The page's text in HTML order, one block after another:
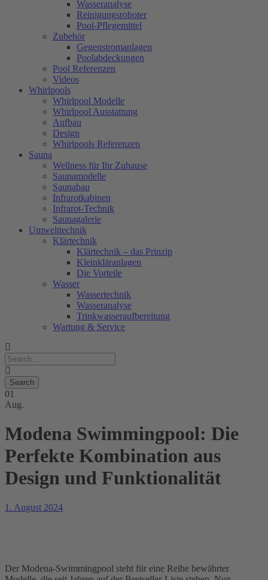
Wasseranalyse
Reinigungsroboter
Pool-Pflegemittel
Zubehör
Gegenstromanlagen
Poolabdeckungen
Pool Referenzen
Videos
Whirlpools
Whirlpool Modelle
Whirlpool Ausstattung
Aufbau
Design
Whirlpools Referenzen
Sauna
Wellness für Ihr Zuhause
Saunamodelle
Saunabau
Infrarotkabinen
Infrarot-Technik
Saunagalerie
Umwelttechnik
Klärtechnik
Klärtechnik – das Prinzip
Kleinkläranlagen
Die Vorteile
Wasser
Wassertechnik
Wasseranalyse
Trinkwasseraufbereitung
Wartung & Service
01
Aug.
Modena Swimmingpool: Die
Perfekte Kombination aus
Design und Funktionalität
1. August 2024
Der Modena-Swimmingpool steht für eine Reihe bewährter